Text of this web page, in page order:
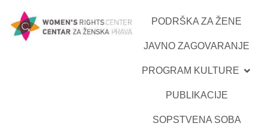
PODRŠKA ZA ŽENE
JAVNO ZAGOVARANJE
PROGRAM KULTURE
PUBLIKACIJE
SOPSTVENA SOBA